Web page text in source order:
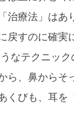
治療法」はあ
戻すのに確実
なテクニック
ら、鼻からそ
くびも、耳を